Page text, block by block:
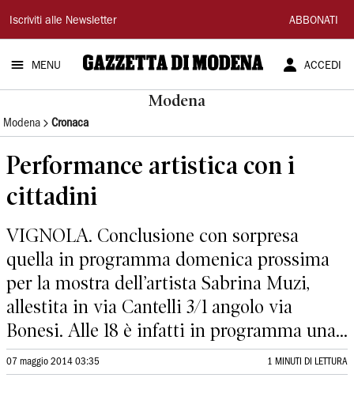
Gazzetta
di
Modena
Iscriviti alle Newsletter ABBONATI
MENU ACCEDI
Modena
Modena Cronaca
Performance artistica con i
cittadini
VIGNOLA. Conclusione con sorpresa
quella in programma domenica prossima
per la mostra dell’artista Sabrina Muzi,
allestita in via Cantelli 3/1 angolo via
Bonesi. Alle 18 è infatti in programma una...
07 maggio 2014 03:35 1 MINUTI DI LETTURA